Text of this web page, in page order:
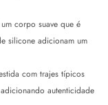
corpo suave que é
silicone adicionam um
com trajes típicos
autenticidade